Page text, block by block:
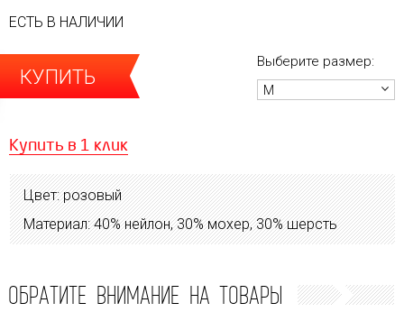
ЕСТЬ В НАЛИЧИИ
КУПИТЬ
Выберите размер:
М
Купить в 1 клик
Цвет: розовый
Материал: 40% нейлон, 30% мохер, 30% шерсть
ОБРАТИТЕ ВНИМАНИЕ НА ТОВАРЫ